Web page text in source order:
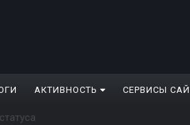
АКТИВНОСТЬ СЕРВИСЫ